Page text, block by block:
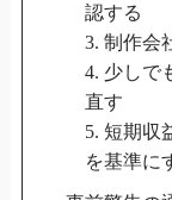
認する
3. 制作会
4. 少しで
直す
5. 短期収
を基準に